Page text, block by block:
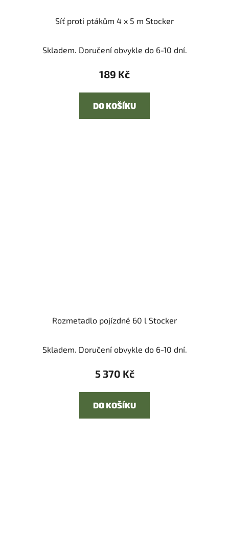
Síť proti ptákům 4 x 5 m Stocker
Skladem. Doručení obvykle do 6-10 dní.
189 Kč
DO KOŠÍKU
Rozmetadlo pojízdné 60 l Stocker
Skladem. Doručení obvykle do 6-10 dní.
5 370 Kč
DO KOŠÍKU